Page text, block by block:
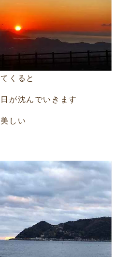
くると
が沈んでいきます
しい